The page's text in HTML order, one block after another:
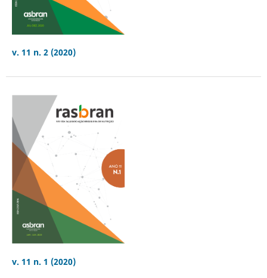
v. 11 n. 2 (2020)
v. 11 n. 1 (2020)